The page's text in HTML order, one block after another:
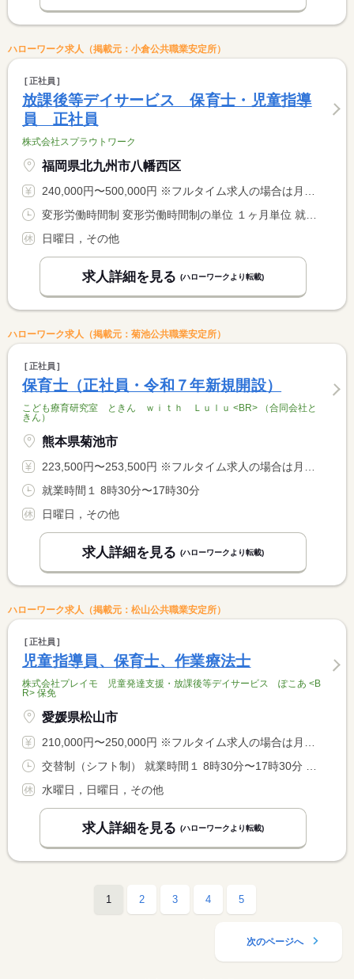
ハローワーク求人（掲載元：小倉公共職業安定所）
正社員
放課後等デイサービス 保育士・児童指導
員 正社員
株式会社スプラウトワーク
福岡県北九州市八幡西区
240,000円〜500,000円 ※フルタイム求人の場合は月額（換算額）、パート求人の場合は時間額を表示しています。
日曜日，その他
求人詳細を見る (ハローワークより転載)
ハローワーク求人（掲載元：菊池公共職業安定所）
正社員
保育士（正社員・令和７年新規開設）
こども療育研究室 ときん ｗｉｔｈ Ｌｕｌｕ <BR> （合同会社と
きん）
熊本県菊池市
223,500円〜253,500円 ※フルタイム求人の場合は月額（換算額）、パート求人の場合は時間額を表示しています。
就業時間１ 8時30分〜17時30分
日曜日，その他
求人詳細を見る (ハローワークより転載)
ハローワーク求人（掲載元：松山公共職業安定所）
正社員
児童指導員、保育士、作業療法士
株式会社プレイモ 児童発達支援・放課後等デイサービス ぽこあ <B
R> 保免
愛媛県松山市
210,000円〜250,000円 ※フルタイム求人の場合は月額（換算額）、パート求人の場合は時間額を表示しています。
水曜日，日曜日，その他
求人詳細を見る (ハローワークより転載)
1 2 3 4 5
次のページへ